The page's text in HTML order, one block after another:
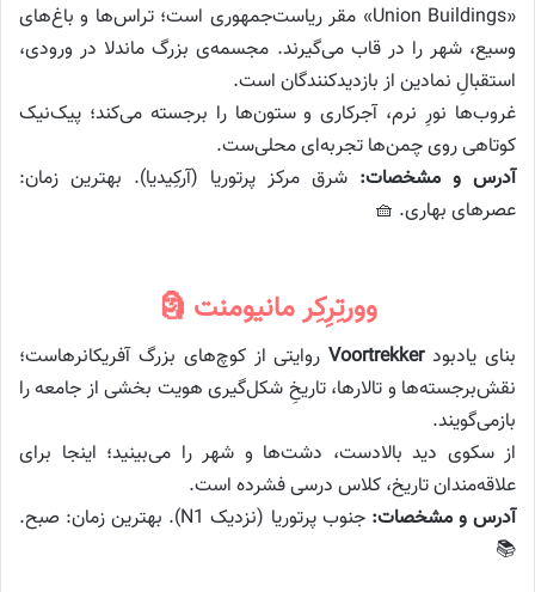
«Union Buildings» مقر ریاست‌جمهوری است؛ تراس‌ها و باغ‌های
وسیع، شهر را در قاب می‌گیرند. مجسمه‌ی بزرگ ماندلا در ورودی،
استقبالِ نمادین از بازدیدکنندگان است.
غروب‌ها نورِ نرم، آجرکاری و ستون‌ها را برجسته می‌کند؛ پیک‌نیک
کوتاهی روی چمن‌ها تجربه‌ای محلی‌ست.
آدرس و مشخصات: شرق مرکز پرتوریا (آرکِیدیا). بهترین زمان:
عصرهای بهاری. 🧺
وورتِرِکِر مانیومنت 🗿
بنای یادبودVoortrekkerروایتی از کوچ‌های بزرگ آفریکانرهاست؛
نقش‌برجسته‌ها و تالارها، تاریخِ شکل‌گیری هویت بخشی از جامعه را
بازمی‌گویند.
از سکوی دید بالادست، دشت‌ها و شهر را می‌بینید؛ اینجا برای
علاقه‌مندان تاریخ، کلاس درسی فشرده است.
آدرس و مشخصات:
جنوب پرتوریا (نزدیک N1). بهترین زمان: صبح.
📚